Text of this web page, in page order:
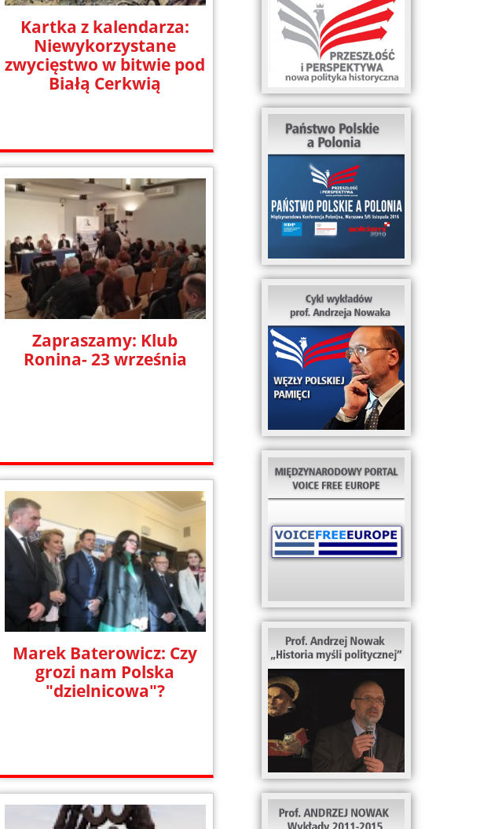
Kartka z kalendarza:
Niewykorzystane
zwycięstwo w bitwie pod
Białą Cerkwią
Zapraszamy: Klub
Ronina- 23 września
Marek Baterowicz: Czy
grozi nam Polska
"dzielnicowa"?